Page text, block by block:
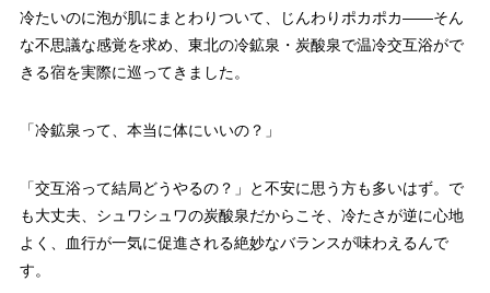
冷たいのに泡が肌にまとわりついて、じんわりポカポカ――そん
な不思議な感覚を求め、東北の冷鉱泉・炭酸泉で温冷交互浴がで
きる宿を実際に巡ってきました。
「冷鉱泉って、本当に体にいいの？」
「交互浴って結局どうやるの？」と不安に思う方も多いはず。で
も大丈夫、シュワシュワの炭酸泉だからこそ、冷たさが逆に心地
よく、血行が一気に促進される絶妙なバランスが味わえるんで
す。